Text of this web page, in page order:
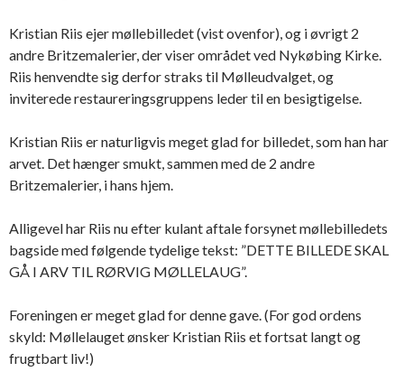
Kristian Riis ejer møllebilledet (vist ovenfor), og i øvrigt 2
andre Britzemalerier, der viser området ved Nykøbing Kirke.
Riis henvendte sig derfor straks til Mølleudvalget, og
inviterede restaureringsgruppens leder til en besigtigelse.
Kristian Riis er naturligvis meget glad for billedet, som han har
arvet. Det hænger smukt, sammen med de 2 andre
Britzemalerier, i hans hjem.
Alligevel har Riis nu efter kulant aftale forsynet møllebilledets
bagside med følgende tydelige tekst: ”DETTE BILLEDE SKAL
GÅ I ARV TIL RØRVIG MØLLELAUG”.
Foreningen er meget glad for denne gave. (For god ordens
skyld: Møllelauget ønsker Kristian Riis et fortsat langt og
frugtbart liv!)